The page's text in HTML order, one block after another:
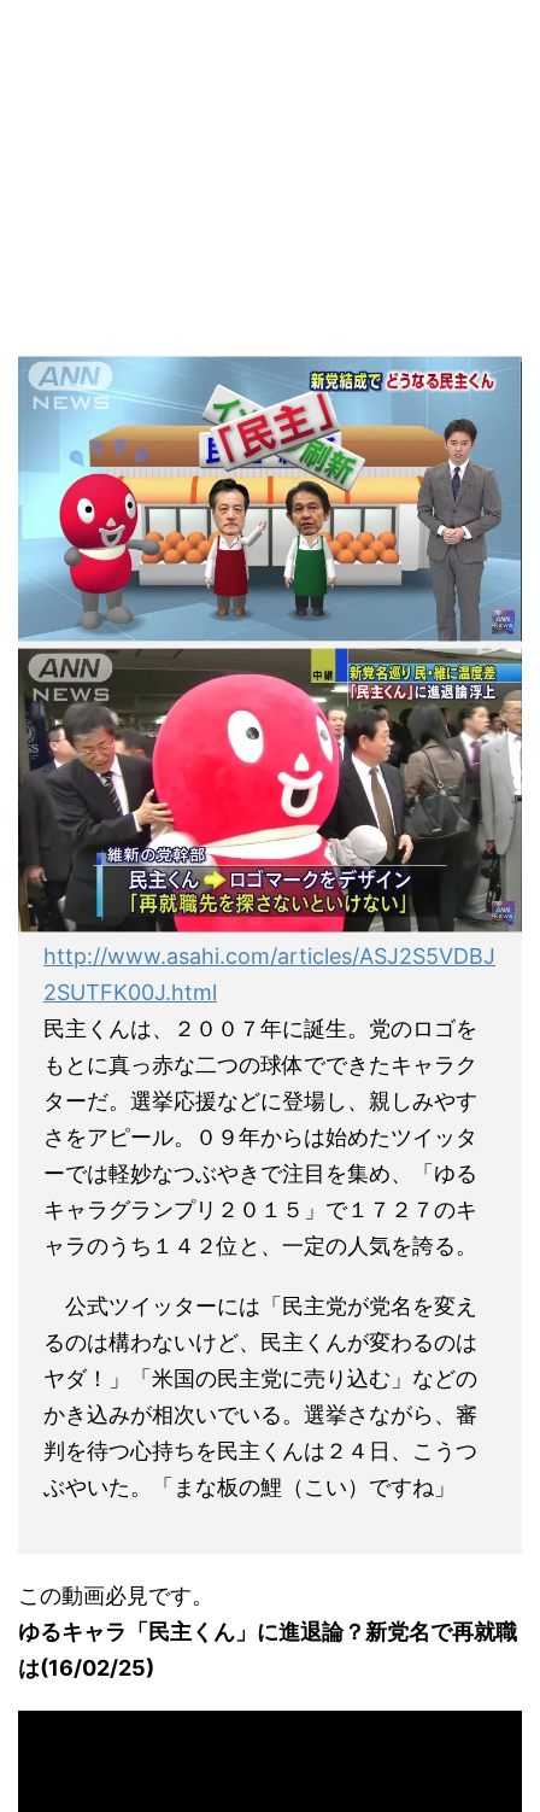
http://www.asahi.com/articles/ASJ2S5VDBJ
2SUTFK00J.html
民主くんは、２００７年に誕生。党のロゴを
もとに真っ赤な二つの球体でできたキャラク
ターだ。選挙応援などに登場し、親しみやす
さをアピール。０９年からは始めたツイッタ
ーでは軽妙なつぶやきで注目を集め、「ゆる
キャラグランプリ２０１５」で１７２７のキ
ャラのうち１４２位と、一定の人気を誇る。
公式ツイッターには「民主党が党名を変え
るのは構わないけど、民主くんが変わるのは
ヤダ！」「米国の民主党に売り込む」などの
かき込みが相次いでいる。選挙さながら、審
判を待つ心持ちを民主くんは２４日、こうつ
ぶやいた。「まな板の鯉（こい）ですね」
この動画必見です。
ゆるキャラ「民主くん」に進退論？新党名で再就職
は(16/02/25)